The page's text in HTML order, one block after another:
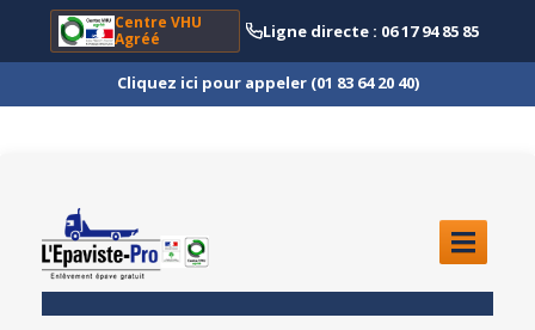
Centre VHU
Agréé
Ligne directe : 06 17 94 85 85
Cliquez ici pour appeler (01 83 64 20 40)